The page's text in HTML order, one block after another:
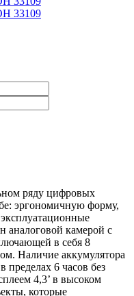
ряду цифровых
эргономичную форму,
аналоговой камерой с
в себя 8
Наличие аккумулятора
пределах 6 часов без
4,3’ в высоком
которые